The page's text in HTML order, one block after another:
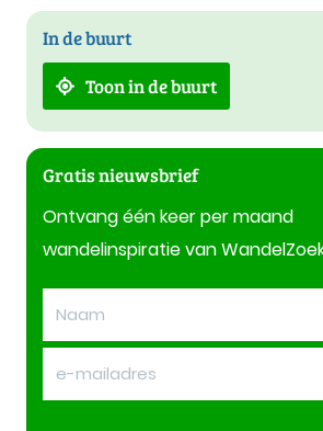
In de buurt
Toon in de buurt
Gratis nieuwsbrief
Ontvang één keer per maand
wandelinspiratie van